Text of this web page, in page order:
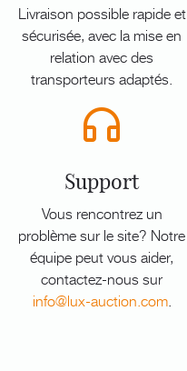
Livraison possible rapide et
sécurisée, avec la mise en
relation avec des
transporteurs adaptés.
Support
Vous rencontrez un
problème sur le site? Notre
équipe peut vous aider,
contactez-nous sur
info@lux-auction.com.